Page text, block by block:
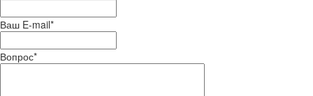
Ваш E-mail*
Вопрос*